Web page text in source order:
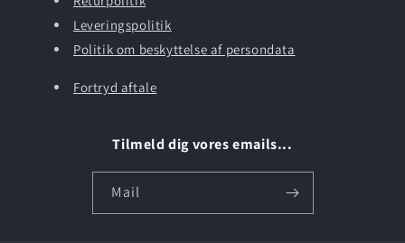
Leveringspolitik
Politik om beskyttelse af persondata
Fortryd aftale
Tilmeld dig vores emails...
Mail